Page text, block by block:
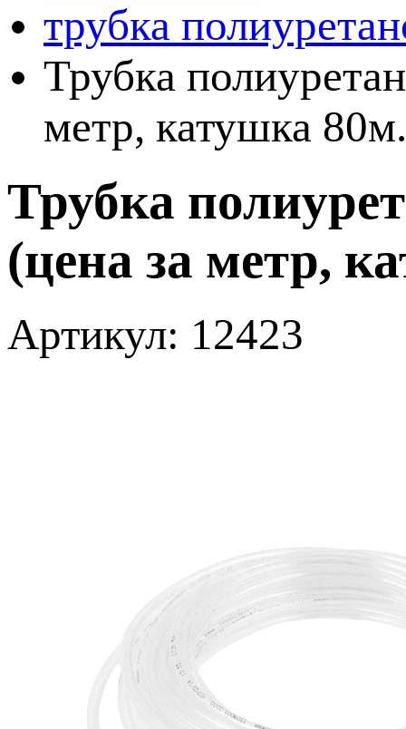
трубка
Трубка
метр, катушка
Трубка
(цена за метр,
Артикул: 12423